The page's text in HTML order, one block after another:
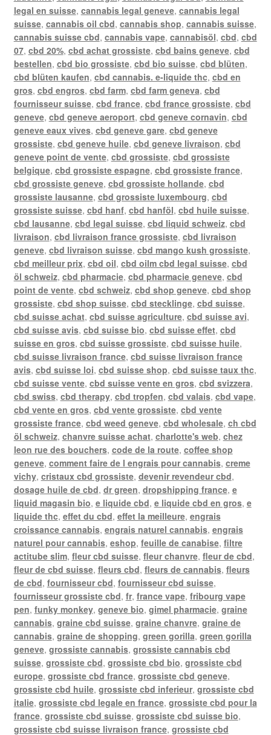
legal en suisse, cannabis legal geneve, cannabis legal
suisse, cannabis oil cbd, cannabis shop, cannabis suisse,
cannabis suisse cbd, cannabis vape, cannabisöl, cbd, cbd
07, cbd 20%, cbd achat grossiste, cbd bains geneve, cbd
bestellen, cbd bio grossiste, cbd bio suisse, cbd blüten,
cbd blüten kaufen, cbd cannabis. e-liquide thc, cbd en
gros, cbd engros, cbd farm, cbd farm geneva, cbd
fournisseur suisse, cbd france, cbd france grossiste, cbd
geneve, cbd geneve aeroport, cbd geneve cornavin, cbd
geneve eaux vives, cbd geneve gare, cbd geneve
grossiste, cbd geneve huile, cbd geneve livraison, cbd
geneve point de vente, cbd grossiste, cbd grossiste
belgique, cbd grossiste espagne, cbd grossiste france,
cbd grossiste geneve, cbd grossiste hollande, cbd
grossiste lausanne, cbd grossiste luxembourg, cbd
grossiste suisse, cbd hanf, cbd hanföl, cbd huile suisse,
cbd lausanne, cbd legal suisse, cbd liquid schweiz, cbd
livraison, cbd livraison france grossiste, cbd livraison
geneve, cbd livraison suisse, cbd mango kush grossiste,
cbd meilleur prix, cbd oil, cbd oilm cbd legal suisse, cbd
öl schweiz, cbd pharmacie, cbd pharmacie geneve, cbd
point de vente, cbd schweiz, cbd shop geneve, cbd shop
grossiste, cbd shop suisse, cbd stecklinge, cbd suisse,
cbd suisse achat, cbd suisse agriculture, cbd suisse avi,
cbd suisse avis, cbd suisse bio, cbd suisse effet, cbd
suisse en gros, cbd suisse grossiste, cbd suisse huile,
cbd suisse livraison france, cbd suisse livraison france
avis, cbd suisse loi, cbd suisse shop, cbd suisse taux thc,
cbd suisse vente, cbd suisse vente en gros, cbd svizzera,
cbd swiss, cbd therapy, cbd tropfen, cbd valais, cbd vape,
cbd vente en gros, cbd vente grossiste, cbd vente
grossiste france, cbd weed geneve, cbd wholesale, ch cbd
öl schweiz, chanvre suisse achat, charlotte's web, chez
leon rue des bouchers, code de la route, coffee shop
geneve, comment faire de l engrais pour cannabis, creme
vichy, cristaux cbd grossiste, devenir revendeur cbd,
dosage huile de cbd, dr green, dropshipping france, e
liquid magasin bio, e liquide cbd, e liquide cbd en gros, e
liquide thc, effet du cbd, effet la meilleure, engrais
croissance cannabis, engrais naturel cannabis, engrais
naturel pour cannabis, eshop, feuille de canabise, filtre
actitube slim, fleur cbd suisse, fleur chanvre, fleur de cbd,
fleur de cbd suisse, fleurs cbd, fleurs de cannabis, fleurs
de cbd, fournisseur cbd, fournisseur cbd suisse,
fournisseur grossiste cbd, fr, france vape, fribourg vape
pen, funky monkey, geneve bio, gimel pharmacie, graine
cannabis, graine cbd suisse, graine chanvre, graine de
cannabis, graine de shopping, green gorilla, green gorilla
geneve, grossiste cannabis, grossiste cannabis cbd
suisse, grossiste cbd, grossiste cbd bio, grossiste cbd
europe, grossiste cbd france, grossiste cbd geneve,
grossiste cbd huile, grossiste cbd inferieur, grossiste cbd
italie, grossiste cbd legale en france, grossiste cbd pour la
france, grossiste cbd suisse, grossiste cbd suisse bio,
grossiste cbd suisse livraison france, grossiste cbd